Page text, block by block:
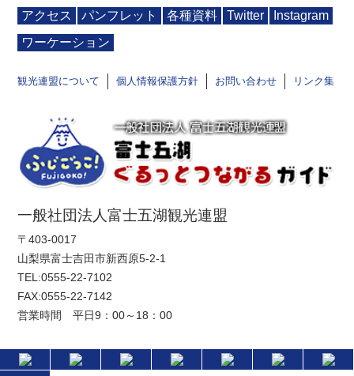
アクセス
パンフレット 各種資料 Twitter
Instagram
ワーケーション
観光連盟について 個人情報保護方針 お問い合わせ リンク集
一般社団法人富士五湖観光連盟
〒403-0017
山梨県富士吉田市新西原5-2-1
TEL:0555-22-7102
FAX:0555-22-7142
営業時間 平日9：00～18：00